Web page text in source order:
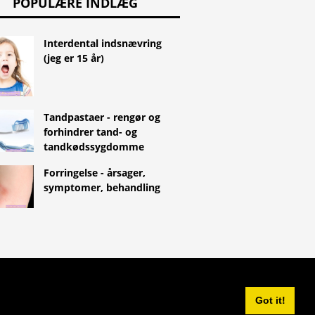
Got it!
Interdental indsnævring
(jeg er 15 år)
Tandpastaer - rengør og
forhindrer tand- og
tandkødssygdomme
Forringelse - årsager,
symptomer, behandling